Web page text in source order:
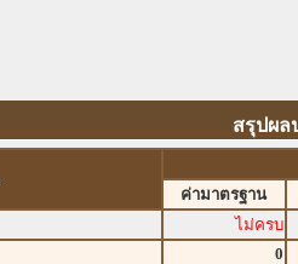
สรุปผล
ค่ามาตรฐาน
ไม่ครบ
0